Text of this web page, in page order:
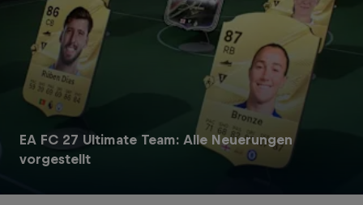
EA FC 27 Ultimate Team: Alle Neuerungen
vorgestellt
Red Bull Energy Drinks
Red Bull Energy Drink
Red Bull Zero